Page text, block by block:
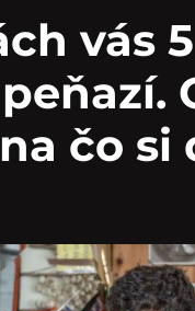
vás
čo si